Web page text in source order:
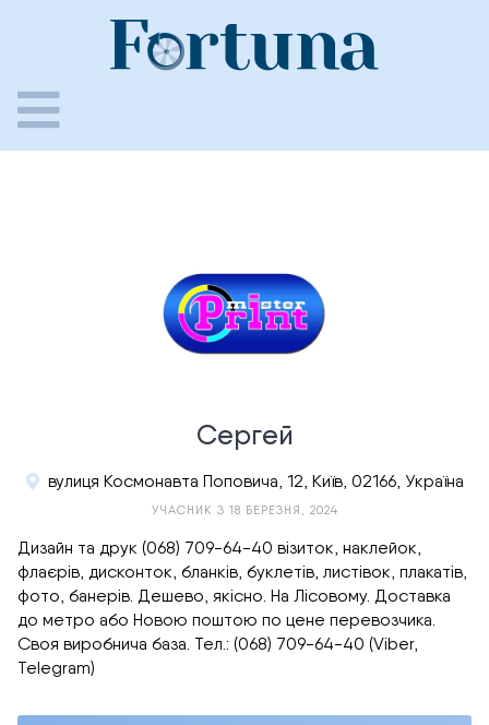
Сергей
вулиця Космонавта Поповича, 12, Київ, 02166, Україна
УЧАСНИК З 18 БЕРЕЗНЯ, 2024
Дизайн та друк (068) 709-64-40 візиток, наклейок,
флаєрів, дисконток, бланків, буклетів, листівок, плакатів,
фото, банерів. Дешево, якісно. На Лісовому. Доставка
до метро або Новою поштою по цене перевозчика.
Своя виробнича база. Тел.: (068) 709-64-40 (Viber,
Telegram)